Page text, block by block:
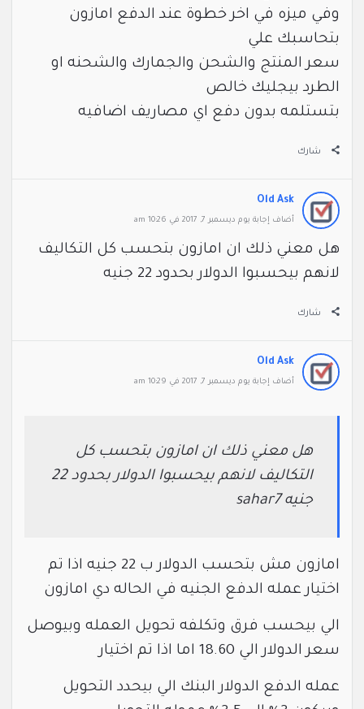
وفي ميزه في اخر خطوة عند الدفع امازون
بتحاسبك علي
سعر المنتج والشحن والجمارك والشحنه او
الطرد بيجليك خالص
بتستلمه بدون دفع اي مصاريف اضافيه
شارك
Old Ask
‫أضاف ‫‫إجابة يوم ديسمبر 7, 2017 في 10:26 am
هل معني ذلك ان امازون بتحسب كل التكاليف
لانهم بيحسبوا الدولار بحدود 22 جنيه
شارك
Old Ask
‫أضاف ‫‫إجابة يوم ديسمبر 7, 2017 في 10:29 am
هل معني ذلك ان امازون بتحسب كل
التكاليف لانهم بيحسبوا الدولار بحدود 22
جنيهsahar7
امازون مش بتحسب الدولار ب 22 جنيه اذا تم
اختيار عمله الدفع الجنيه في الحاله دي امازون
الي بيحسب فرق وتكلفه تحويل العمله وبيوصل
سعر الدولار الي 18.60 اما اذا تم اختيار
عمله الدفع الدولار البنك الي بيحدد التحويل